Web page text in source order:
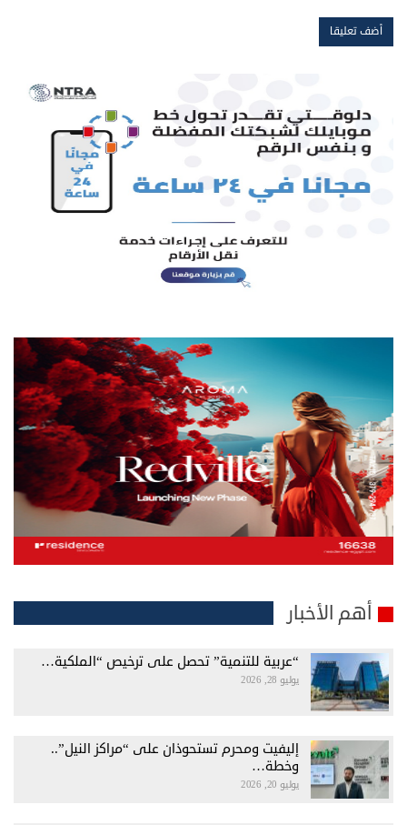
أهم الأخبار
“عربية للتنمية” تحصل على ترخيص “الملكية…
يوليو 28, 2026
إليفيت ومحرم تستحوذان على “مراكز النيل”..
وخطة…
يوليو 20, 2026